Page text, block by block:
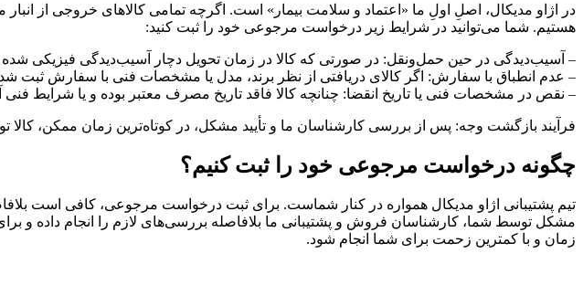
در اژاو مدیکال، اصلِ اولِ ما «اعتماد و سلامت بیمار» است. اگرچه تمامی کالاهای خروجی از
هستیم. شما می‌توانید در شرایط زیر درخواست مرجوعی خود را ثبت کنید:
– آسیب‌دیدگی در حین حمل‌ونقل: در صورتی که کالا در زمان تحویل دچار آسیب‌دیدگی فیزیکی شده
– عدم انطباق با سفارش: اگر کالای دریافتی از نظر برند، مدل یا مشخصات فنی با سفارش ثبت
– نقص در مشخصات فنی یا تاریخ انقضا: چنانچه کالا فاقد تاریخ مصرف معتبر بوده و یا شرایط فنی
فرآیند بازگشت وجه: پس از بررسی کارشناسان ما و تأیید مشکل، در کوتاه‌ترین زمان ممکن،
چگونه درخواست مرجوعی خود را ثبت کنیم؟
مشکل توسط شما، کارشناسان فروش و پشتیبانی ما بلافاصله بررسی‌های لازم را انجام داده و
زمان و با کمترین زحمت برای شما انجام شود.